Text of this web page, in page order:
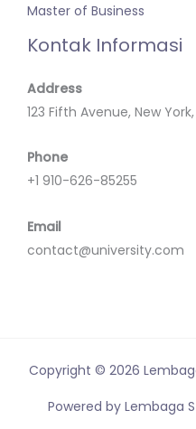
Master of Business
Kontak Informasi
Address
123 Fifth Avenue, New York,
Phone
+1 910-626-85255
Email
contact@university.com
Copyright © 2026
Powered by Lembaga